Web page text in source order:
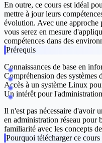
En outre, ce cours est idéal
mettre à jour leurs
évolution. Avec une approche
vous serez en mesure
compétences dans des
Prérequis
Connaissances de base en
Compréhension des
Accès à un système Linux
Un intérêt pour
Il n'est pas nécessaire d'avoir
en administration réseau pour
familiarité avec les concepts
Pourquoi télécharger ce cours